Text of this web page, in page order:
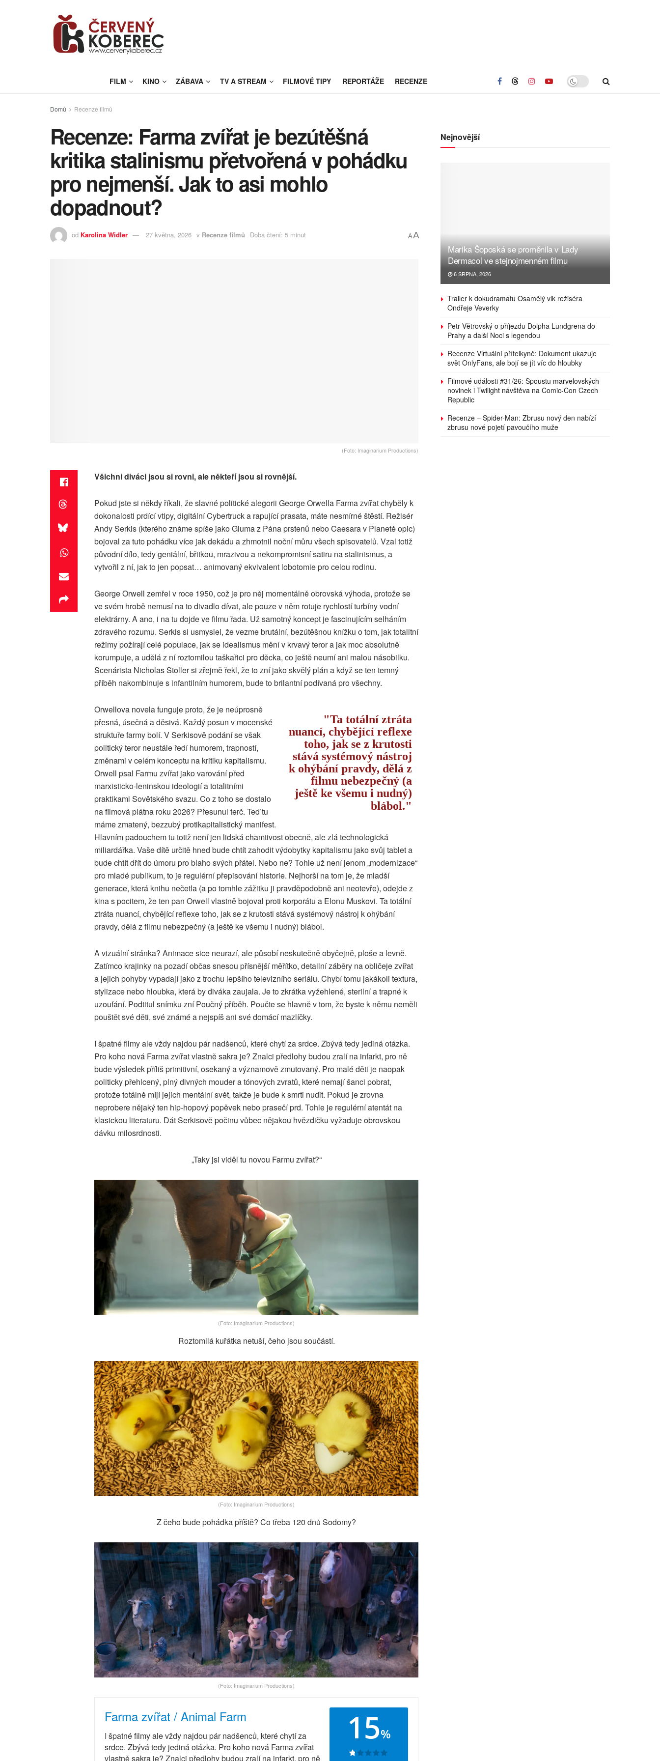
FILM KINO ZÁBAVA TV A STREAM FILMOVÉ TIPY REPORTÁŽE RECENZE
Domů Recenze filmů
Recenze: Farma zvířat je bezútěšná
kritika stalinismu přetvořená v pohádku
pro nejmenší. Jak to asi mohlo
dopadnout?
od Karolina Widler 27 května, 2026 v Recenze filmů Doba čtení: 5 minut AA
(Foto: Imaginarium Productions)
Všichni diváci jsou si rovni, ale někteří jsou si rovnější.
Pokud jste si někdy říkali, že slavné politické alegorii George Orwella Farma zvířat chyběly k
dokonalosti prdící vtipy, digitální Cybertruck a rapující prasata, máte nesmírné štěstí. Režisér
Andy Serkis (kterého známe spíše jako Gluma z Pána prstenů nebo Caesara v Planetě opic)
bojoval za tuto pohádku více jak dekádu a zhmotnil noční můru všech spisovatelů. Vzal totiž
původní dílo, tedy geniální, břitkou, mrazivou a nekompromisní satiru na stalinismus, a
vytvořil z ní, jak to jen popsat… animovaný ekvivalent lobotomie pro celou rodinu.
George Orwell zemřel v roce 1950, což je pro něj momentálně obrovská výhoda, protože se
ve svém hrobě nemusí na to divadlo dívat, ale pouze v něm rotuje rychlostí turbíny vodní
elektrárny. A ano, i na tu dojde ve filmu řada. Už samotný koncept je fascinujícím selháním
zdravého rozumu. Serkis si usmyslel, že vezme brutální, bezútěšnou knížku o tom, jak totalitní
režimy požírají celé populace, jak se idealismus mění v krvavý teror a jak moc absolutně
korumpuje, a udělá z ní roztomilou taškařici pro děcka, co ještě neumí ani malou násobilku.
Scenárista Nicholas Stoller si zřejmě řekl, že to zní jako skvělý plán a když se ten temný
příběh nakombinuje s infantilním humorem, bude to brilantní podívaná pro všechny.
Ta totální ztráta
nuancí, chybějící reflexe
toho, jak se z krutosti
stává systémový nástroj
k ohýbání pravdy, dělá z
filmu nebezpečný (a
ještě ke všemu i nudný)
blábol.
Orwellova novela funguje proto, že je neúprosně
přesná, úsečná a děsivá. Každý posun v mocenské
struktuře farmy bolí. V Serkisově podání se však
politický teror neustále ředí humorem, trapností,
změnami v celém konceptu na kritiku kapitalismu.
Orwell psal Farmu zvířat jako varování před
marxisticko-leninskou ideologií a totalitními
praktikami Sovětského svazu. Co z toho se dostalo
na filmová plátna roku 2026? Přesunul terč. Teď tu
máme zmatený, bezzubý protikapitalistický manifest.
Hlavním padouchem tu totiž není jen lidská chamtivost obecně, ale zlá technologická
miliardářka. Vaše dítě určitě hned bude chtít zahodit výdobytky kapitalismu jako svůj tablet a
bude chtít dřít do úmoru pro blaho svých přátel. Nebo ne? Tohle už není jenom „modernizace“
pro mladé publikum, to je regulérní přepisování historie. Nejhorší na tom je, že mladší
generace, která knihu nečetla (a po tomhle zážitku ji pravděpodobně ani neotevře), odejde z
kina s pocitem, že ten pan Orwell vlastně bojoval proti korporátu a Elonu Muskovi. Ta totální
ztráta nuancí, chybějící reflexe toho, jak se z krutosti stává systémový nástroj k ohýbání
pravdy, dělá z filmu nebezpečný (a ještě ke všemu i nudný) blábol.
A vizuální stránka? Animace sice neurazí, ale působí neskutečně obyčejně, ploše a levně.
Zatímco krajinky na pozadí občas snesou přísnější měřítko, detailní záběry na obličeje zvířat
a jejich pohyby vypadají jako z trochu lepšího televizního seriálu. Chybí tomu jakákoli textura,
stylizace nebo hloubka, která by diváka zaujala. Je to zkrátka vyžehlené, sterilní a trapné k
uzoufání. Podtitul snímku zní Poučný příběh. Poučte se hlavně v tom, že byste k němu neměli
pouštět své děti, své známé a nejspíš ani své domácí mazlíčky.
I špatné filmy ale vždy najdou pár nadšenců, které chytí za srdce. Zbývá tedy jediná otázka.
Pro koho nová Farma zvířat vlastně sakra je? Znalci předlohy budou zralí na infarkt, pro ně
bude výsledek příliš primitivní, osekaný a významově zmutovaný. Pro malé děti je naopak
politicky přehlcený, plný divných mouder a tónových zvratů, které nemají šanci pobrat,
protože totálně míjí jejich mentální svět, takže je bude k smrti nudit. Pokud je zrovna
neprobere nějaký ten hip-hopový popěvek nebo prasečí prd. Tohle je regulérní atentát na
klasickou literaturu. Dát Serkisově počinu vůbec nějakou hvězdičku vyžaduje obrovskou
dávku milosrdnosti.
„Taky jsi viděl tu novou Farmu zvířat?“
(Foto: Imaginarium Productions)
Roztomilá kuřátka netuší, čeho jsou součástí.
(Foto: Imaginarium Productions)
Z čeho bude pohádka příště? Co třeba 120 dnů Sodomy?
(Foto: Imaginarium Productions)
15%
Farma zvířat / Animal Farm
I špatné filmy ale vždy najdou pár nadšenců, které chytí za
srdce. Zbývá tedy jediná otázka. Pro koho nová Farma zvířat
vlastně sakra je? Znalci předlohy budou zralí na infarkt, pro ně
Nejnovější
Marika Šoposká se proměnila v Lady
Dermacol ve stejnojmenném filmu
6 SRPNA, 2026
Trailer k dokudramatu Osamělý vlk režiséra
Ondřeje Veverky
Petr Větrovský o příjezdu Dolpha Lundgrena do
Prahy a další Noci s legendou
Recenze Virtuální přítelkyně: Dokument ukazuje
svět OnlyFans, ale bojí se jít víc do hloubky
Filmové události #31/26: Spoustu marvelovských
novinek i Twilight návštěva na Comic-Con Czech
Republic
Recenze – Spider-Man: Zbrusu nový den nabízí
zbrusu nové pojetí pavoučího muže